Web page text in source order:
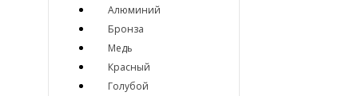
Алюминий
Бронза
Медь
Красный
Голубой